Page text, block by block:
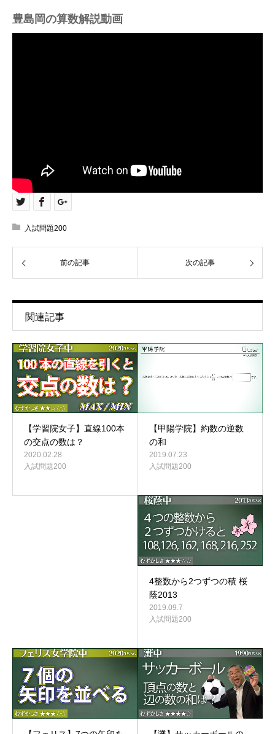
豊島岡の算数解説動画
入試問題200
前の記事 次の記事
関連記事
【学習院女子】直線100本
の交点の数は？
2020.02.28
入試問題200
【甲陽学院】約数の逆数
の和
2019.07.23
入試問題200
4整数から2つずつの積 桜
蔭2013
2019.09.7
入試問題200